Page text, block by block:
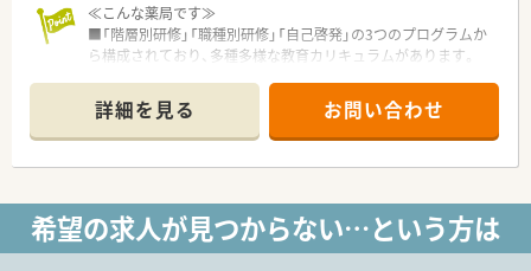
■面対応ならではの一辺倒ではない処方箋対応を通じて、幅広い
知識やスキルを磨きながら臨機応変に活躍している方がいま
す。
■複数年所属しているベテランスタッフや時短勤務を活用する
子育て中のパート社員など、多様な人材が在籍しています。
■未経験からスタートした方やブランクから復帰した方も、充実
した研修制度を活用して一歩ずつ着実にステップアップしてい
ます。
≪こんな薬局です≫
■「階層別研修」「職種別研修」「自己啓発」の3つのプログラムか
ら構成されており、多種多様な教育カリキュラムがあります。
導入し、機械化をはかり薬剤師に求められる対人業務に注力して
おります。
■「えるぼし（最高位の3段階目）」認定を取得しており、女性も活
躍できる職場です。
■入社2年目から7連休取得など大手ならではの充実した福利厚
生も自慢です。
■育児短時間制度（1日最大2時間）は、お子様が小学校を卒業す
詳細を見る お問い合わせ
希望の求人が見つからない…という方は